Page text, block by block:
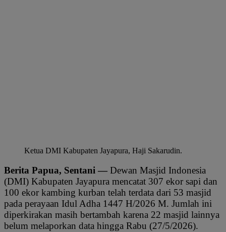
Ketua DMI Kabupaten Jayapura, Haji Sakarudin.
Berita Papua, Sentani — Dewan Masjid Indonesia
(DMI) Kabupaten Jayapura mencatat 307 ekor sapi dan
100 ekor kambing kurban telah terdata dari 53 masjid
pada perayaan Idul Adha 1447 H/2026 M. Jumlah ini
diperkirakan masih bertambah karena 22 masjid lainnya
belum melaporkan data hingga Rabu (27/5/2026).